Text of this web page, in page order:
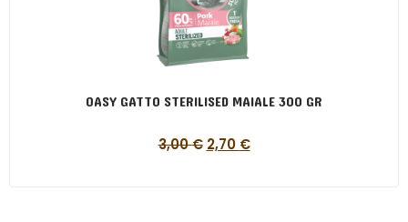
OASY GATTO STERILISED MAIALE 300 GR
3,00€ 2,70 €